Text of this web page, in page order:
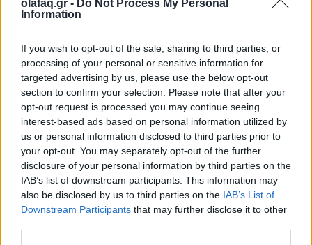
olafaq.gr - Do Not Process My Personal
Information
If you wish to opt-out of the sale, sharing to third parties, or
processing of your personal or sensitive information for
targeted advertising by us, please use the below opt-out
section to confirm your selection. Please note that after your
opt-out request is processed you may continue seeing
interest-based ads based on personal information utilized by
us or personal information disclosed to third parties prior to
your opt-out. You may separately opt-out of the further
disclosure of your personal information by third parties on the
IAB’s list of downstream participants. This information may
also be disclosed by us to third parties on the IAB’s List of
Downstream Participants that may further disclose it to other
26.05.26
Καθώς η μουσική αγορά του 2026 επιταχύνει με εκρηκτικές
κυκλοφορίες και AI uploads, όλο και περισσότερες εταιρείες
αντιμετωπίζουν υπερφόρτωση δεδομένων, αλλά, σύμφωνα με
τον Matt Jacoby, λύσεις υπάρχο